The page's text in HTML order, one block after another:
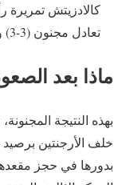
كالادزيتش
تعادل مجنون (3-3) وسط فرحة هستيرية للمدرجات النمساوية.
ماذا بعد
بهذه النتيجة